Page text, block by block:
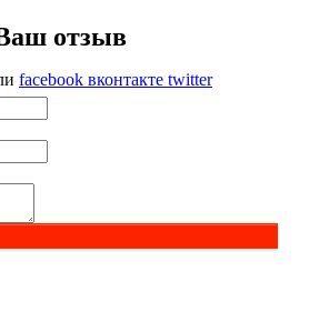
протеин
отзыв
facebook вконтакте twitter